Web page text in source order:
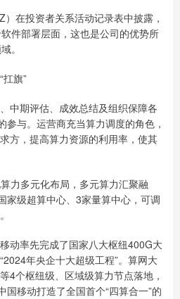
在投资者关系活动记录表中披露，
件部署层面，这也是公司的优势所
。
旗”
中期评估、成效总结及组织保障各
参与。运营商充当算力调度的角色，
方，提高算力资源的利用率，使其
力多元化布局，多元算力汇聚融
家级超算中心、3家量算中心，可调
动率先完成了国家八大枢纽400G大
年央企十大超级工程”。算网大
4个枢纽级、区域级算力节点落地，
国移动打造了全国首个“四算合一”的